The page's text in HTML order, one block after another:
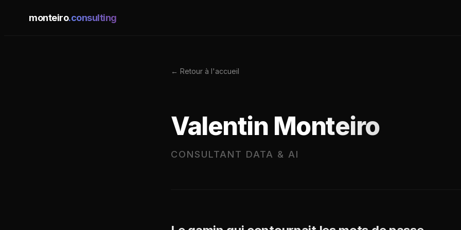
monteiro.consulting
← Retour à l'accueil
Valentin Monteiro
CONSULTANT DATA & AI